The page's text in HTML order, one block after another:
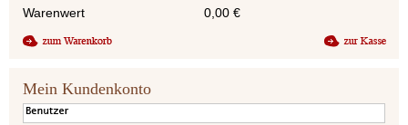
Warenwert
0,00 €
Mein Kundenkonto